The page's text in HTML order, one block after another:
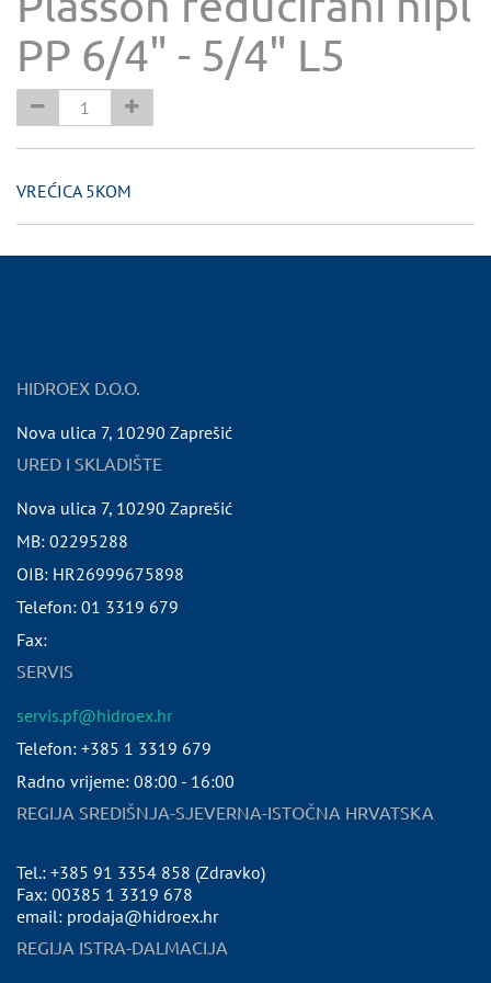
PP 6/4" - 5/4" L5
VREĆICA 5KOM
HIDROEX D.O.O.
Nova ulica 7, 10290 Zaprešić
URED I SKLADIŠTE
Nova ulica 7, 10290 Zaprešić
MB: 02295288
OIB: HR26999675898
Telefon: 01 3319 679
Fax:
SERVIS
servis.pf@hidroex.hr
Telefon: +385 1 3319 679
Radno vrijeme: 08:00 - 16:00
REGIJA SREDIŠNJA-SJEVERNA-ISTOČNA HRVATSKA
Tel.: +385 91 3354 858 (Zdravko)
Fax: 00385 1 3319 678
email: prodaja@hidroex.hr
REGIJA ISTRA-DALMACIJA